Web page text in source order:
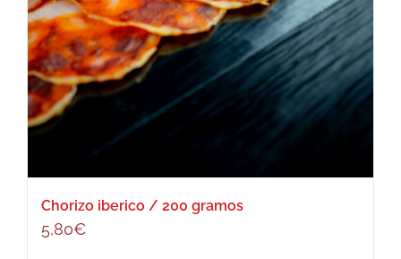
Chorizo iberico / 200 gramos
5,80€